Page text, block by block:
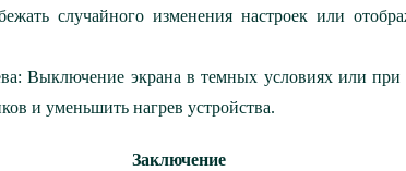
случайного изменения настроек или
Выключение экрана в темных условиях или при
и уменьшить нагрев устройства.
Заключение